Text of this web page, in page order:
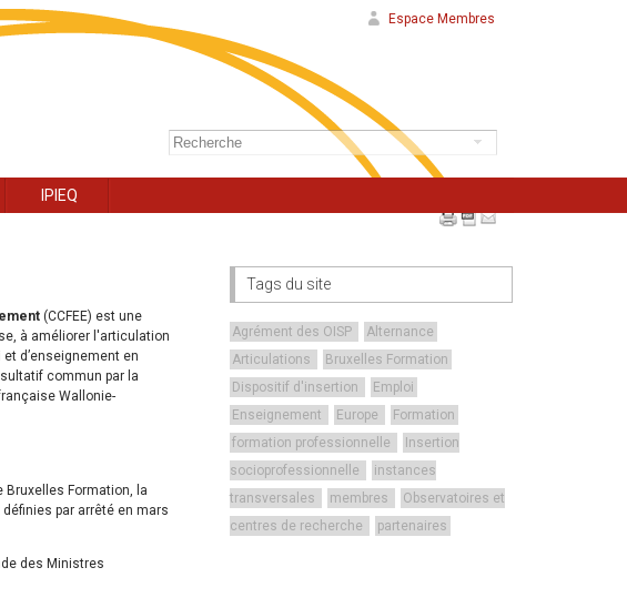
Espace Membres
IPIEQ
(CCFEE) est une
à améliorer l'articulation
d’enseignement en
commun par la
Wallonie-
Bruxelles Formation, la
par arrêté en mars
des Ministres
Tags du site
Agrément des OISP
Alternance
Articulations
Bruxelles Formation
Dispositif d'insertion
Emploi
Enseignement
Europe
Formation
formation professionnelle
Insertion
socioprofessionnelle
instances
transversales
membres
Observatoires et
centres de recherche
partenaires